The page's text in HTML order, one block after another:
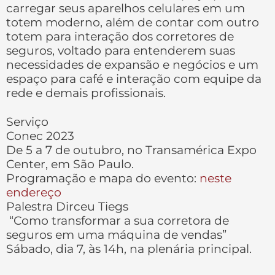
carregar seus aparelhos celulares em um
totem moderno, além de contar com outro
totem para interação dos corretores de
seguros, voltado para entenderem suas
necessidades de expansão e negócios e um
espaço para café e interação com equipe da
rede e demais profissionais.
Serviço
Conec 2023
De 5 a 7 de outubro, no Transamérica Expo
Center, em São Paulo.
Programação e mapa do evento: neste
endereço
Palestra Dirceu Tiegs
“Como transformar a sua corretora de
seguros em uma máquina de vendas”
Sábado, dia 7, às 14h, na plenária principal.